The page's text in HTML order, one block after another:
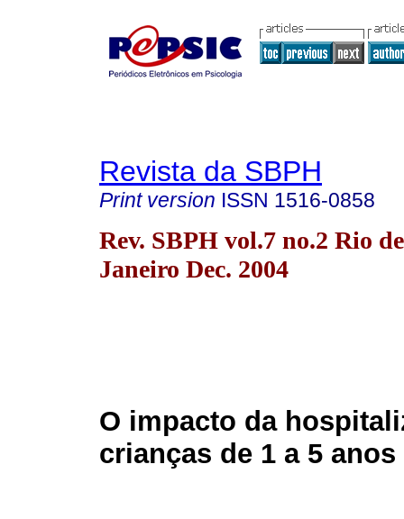
Revista da SBPH
Print version ISSN 1516-0858
Rev. SBPH vol.7 no.2 Rio de
Janeiro Dec. 2004
O impacto da
crianças de 1 a 5